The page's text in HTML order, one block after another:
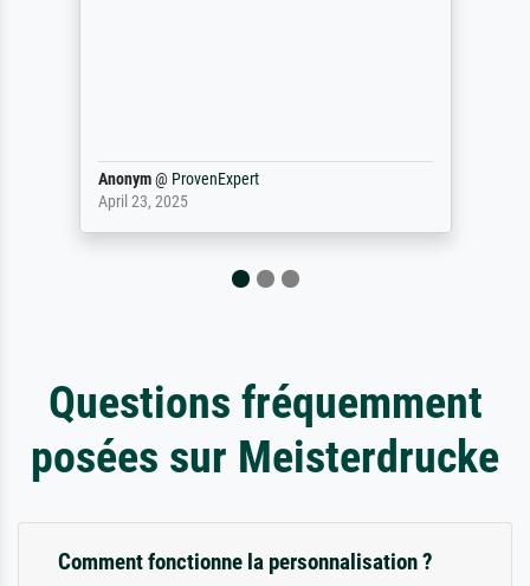
philip@ProvenExpert
September 23, 2025
Questions fréquemment
posées sur Meisterdrucke
Comment fonctionne la personnalisation ?